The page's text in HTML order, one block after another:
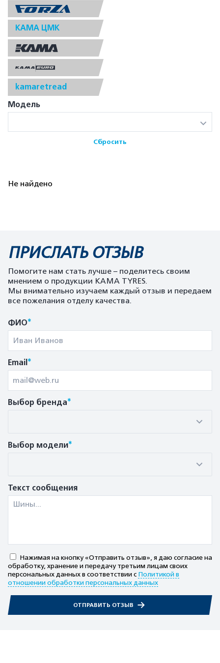
КАМА ЦМК
kamaretread
Модель
Сбросить
Не найдено
ПРИСЛАТЬ ОТЗЫВ
Помогите нам стать лучше – поделитесь своим
мнением о продукции KAMA TYRES.
Мы внимательно изучаем каждый отзыв и передаем
все пожелания отделу качества.
ФИО*
Email*
Выбор бренда*
Выбор модели*
Текст сообщения
Нажимая на кнопку «Отправить отзыв», я даю согласие на
обработку, хранение и передачу третьим лицам своих
персональных данных в соответствии с Политикой в
отношении обработки персональных данных
ОТПРАВИТЬ ОТЗЫВ